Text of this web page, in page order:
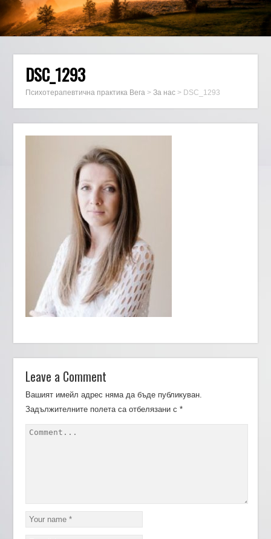
DSC_1293
Психотерапевтична практика Вега >За нас > DSC_1293
Leave a Comment
Вашият имейл адрес няма да бъде публикуван.
Задължителните полета са отбелязани с*